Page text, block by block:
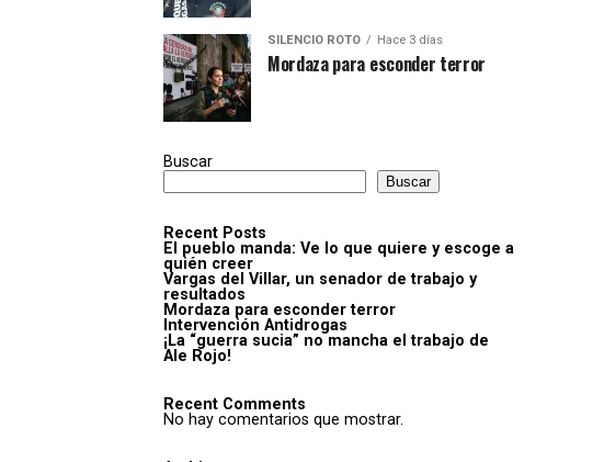
SILENCIO ROTO Hace 3 días
Mordaza para esconder terror
Buscar
Buscar
Recent Posts
El pueblo manda: Ve lo que quiere y escoge a
quién creer
Vargas del Villar, un senador de trabajo y
resultados
Mordaza para esconder terror
Intervención Antidrogas
¡La “guerra sucia” no mancha el trabajo de
Ale Rojo!
Recent Comments
No hay comentarios que mostrar.